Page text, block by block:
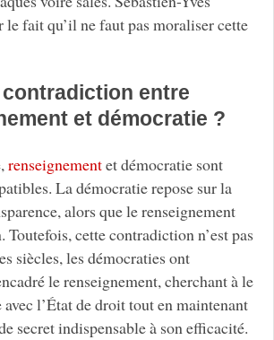
le fait qu’il ne faut pas moraliser cette
contradiction entre
et démocratie ?
renseignementet démocratie sont
La démocratie repose sur la
alors que le renseignement
Toutefois, cette contradiction n’est pas
siècles, les démocraties ont
le renseignement, cherchant à le
l’État de droit tout en maintenant
secret indispensable à son efficacité.